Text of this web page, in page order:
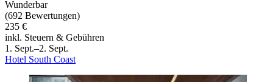
Wunderbar
(692 Bewertungen)
235 €
inkl. Steuern & Gebühren
1. Sept.–2. Sept.
Hotel South Coast